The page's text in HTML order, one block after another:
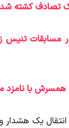
تصادف کشته شد
مسابقات
همسرش با نامزد